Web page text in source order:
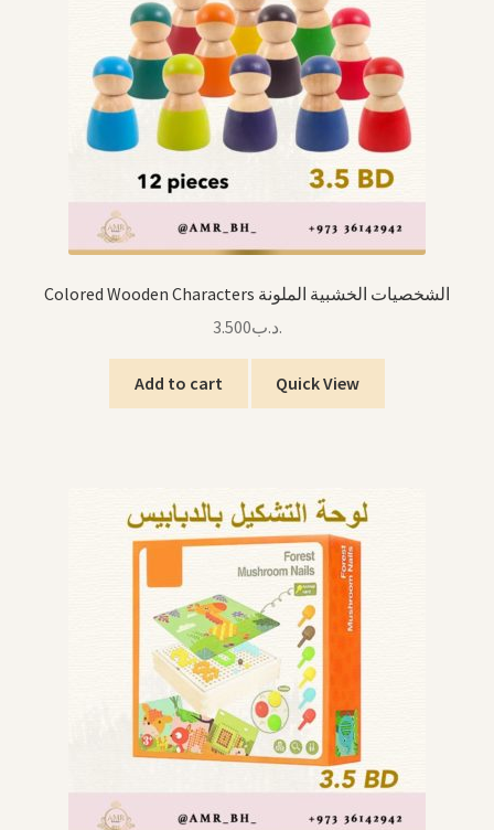
Colored Wooden Characters الشخصيات الخشبية الملونة
.د.ب3.500
Add to cart Quick View